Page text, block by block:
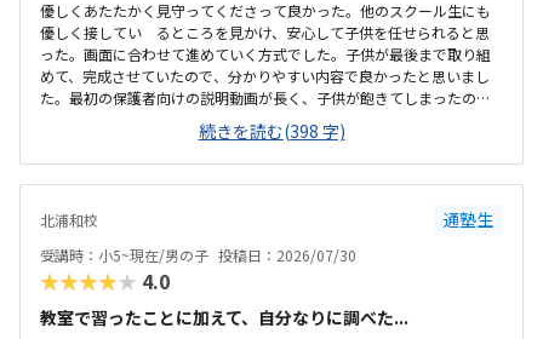
優しくあたたかく見守ってくださって良かった。他のスクール生にも
優しく接してい るところを見かけ、安心して子供を任せられると思
った。画面に合わせて進めていく方式でした。子供が最後まで取り組
めて、完成させていたので、分かりやすい内容で良かったと思いまし
た。最初の保護者向けの説明動画が長く、子供が飽きてしまったの
で、紙面で渡すなどすると良いと思いました。駐車場がありました。
立地も落ち着いた場所にあり、停めやすかったです。静かな環境で良
いと思いました。綺麗に整頓されており、すっきりしていた。一人ず
つブースがあり、ヘッドホンもあり、集中しやすい環境でした。お値
よかったです。先生が優しく、おおらかだったので良かったです。教室
の雰囲気も良かったです。1人ずつブースが分かれており、ヘッドホン
もあり、先生もつかず離れずの距離感で良かったです。
続きを読む(398 字)
北浦和校 通塾生
受講時：小5~現在/男の子 投稿日：2026/07/30
★★★★★ 4.0
教室で習ったことに加えて、自分なりに調べた...